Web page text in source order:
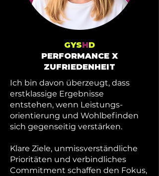
GYSHD
PERFORMANCE X
ZUFRIEDENHEIT
Ich bin davon überzeugt, dass
erstklassige Ergebnisse
entstehen, wenn Leistungs­
orientierung und Wohlbefinden
sich gegenseitig verstärken.
Klare Ziele, unmissverständliche
Prioritäten und verbindliches
Commitment schaffen den Fokus,